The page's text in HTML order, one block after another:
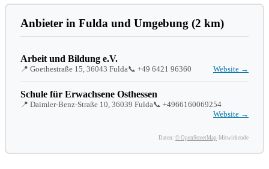
Anbieter in Fulda und Umgebung (2 km)
Arbeit und Bildung e.V.
📍 Goethestraße 15, 36043 Fulda📞 +49 6421 96360 Website →
Schule für Erwachsene Osthessen
📍 Daimler-Benz-Straße 10, 36039 Fulda📞 +4966160069254
Website →
Daten: © OpenStreetMap-Mitwirkende